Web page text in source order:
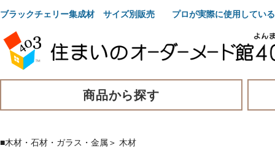
ブラックチェリー集成材 サイズ別販売 プロが実際に使用している
商品から探す
■木材・石材・ガラス・金属 ＞ 木材